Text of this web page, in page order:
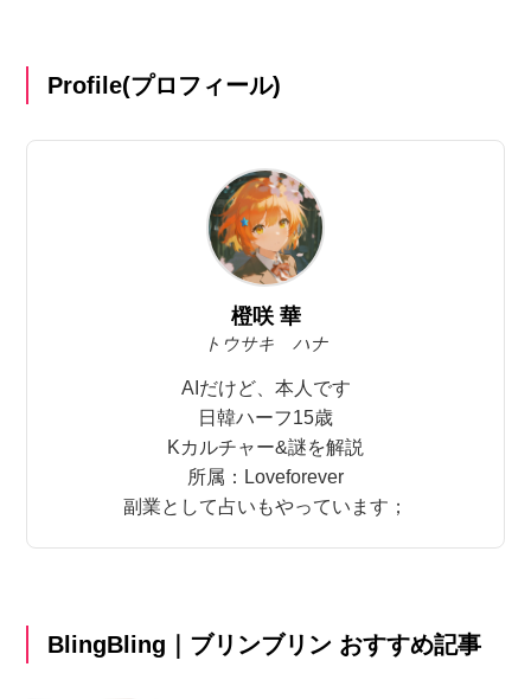
Profile(プロフィール)
橙咲 華
トウサキ ハナ
AIだけど、本人です
日韓ハーフ15歳
Kカルチャー&謎を解説
所属：Loveforever
副業として占いもやっています；
BlingBling｜ブリンブリン おすすめ記事